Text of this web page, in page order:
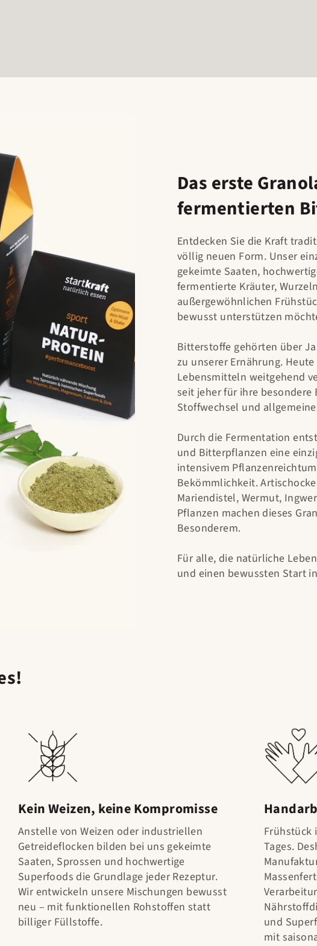
Das erste
fermentierten
Entdecken Sie die Kraft
völlig neuen Form. Unser
gekeimte Saaten,
fermentierte Kräuter,
außergewöhnlichen
bewusst unterstützen
Bitterstoffe gehörten über
zu unserer Ernährung.
Lebensmitteln weitgehend
seit jeher für ihre besondere
Stoffwechsel und
Durch die Fermentation
und Bitterpflanzen eine
intensivem
Bekömmlichkeit.
Mariendistel, Wermut,
Pflanzen machen dieses
Besonderem.
Für alle, die natürliche
und einen bewussten Start
Kein Weizen, keine Kompromisse
Anstelle von Weizen oder industriellen
Getreideflocken bilden bei uns gekeimte
Saaten, Sprossen und hochwertige
Superfoods die Grundlage jeder Rezeptur.
Wir entwickeln unsere Mischungen bewusst
neu – mit funktionellen Rohstoffen statt
billiger Füllstoffe.
Frühstück
Tages.
und
mit